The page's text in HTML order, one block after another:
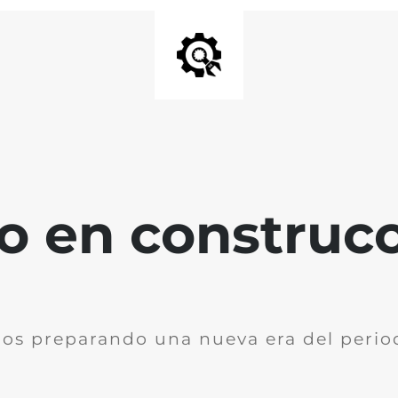
en
preparando una nueva era del